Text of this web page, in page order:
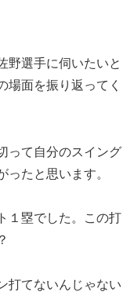
野選手に伺いたいと
場面を振り返ってく
って自分のスイング
ったと思います。
１塁でした。この打
打てないんじゃない